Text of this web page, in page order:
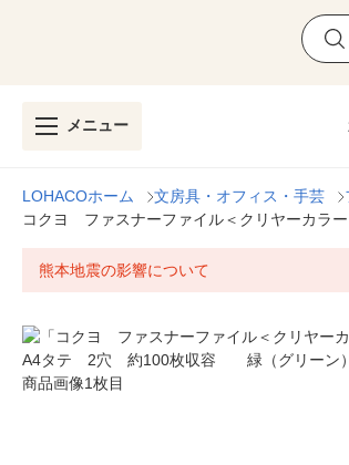
メニュー
LOHACOホーム 文房具・オフィス・手芸
コクヨ ファスナーファイル＜クリヤーカ
熊本地震の影響について